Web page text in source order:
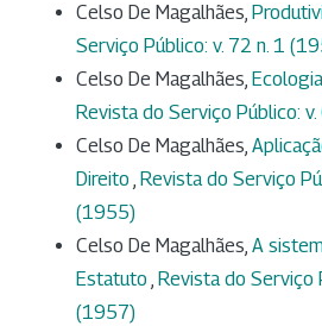
Celso De Magalhães,
Serviço Público: v. 72 n. 1
Celso De Magalhães,
Revista do Serviço Público:
Celso De Magalhães,
Direito , Revista do Serviço
(1955)
Celso De Magalhães, A
Estatuto , Revista do Serviço
(1957)